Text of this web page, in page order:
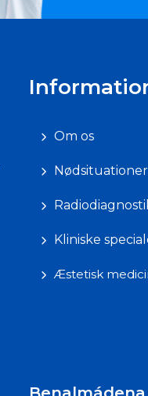
Om os
Nødsituationer
Kliniske
Æstetisk